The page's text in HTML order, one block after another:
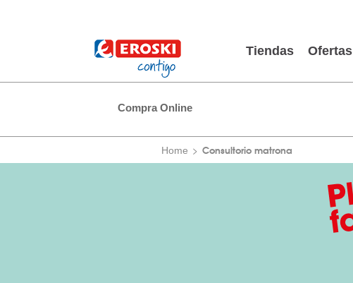
Tiendas Ofertas
Compra Online
Home Consultorio matrona